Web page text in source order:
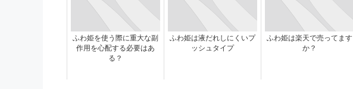
ふわ姫を使う際に重大な副
作用を心配する必要はあ
る？
ふわ姫は液だれしにくいプ
ッシュタイプ
ふわ姫は楽天で売ってます
か？